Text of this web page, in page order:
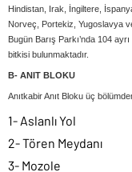
Hindistan, Irak, İngiltere,
Norveç, Portekiz, Yugoslavya
Bugün Barış Parkı’nda 104
bitkisi bulunmaktadır.
B- ANIT BLOKU
Anıtkabir Anıt Bloku üç
1- Aslanlı Yol
2- Tören Meydanı
3- Mozole